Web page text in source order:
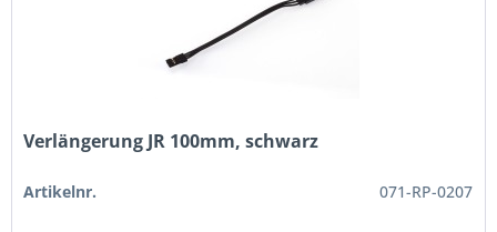
Verlängerung JR 100mm, schwarz
Artikelnr. 071-RP-0207